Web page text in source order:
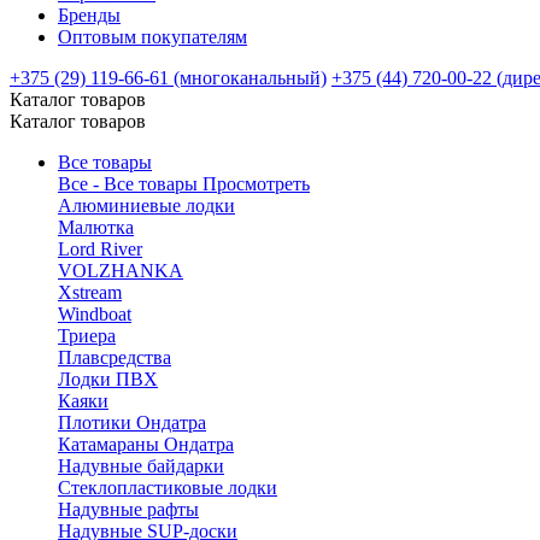
Бренды
Оптовым покупателям
+375 (29) 119-66-61 (многоканальный) +375 (44) 720-00-22
Каталог товаров
Каталог товаров
Все товары
Все - Все товары Просмотреть
Алюминиевые лодки
Малютка
Lord River
VOLZHANKA
Xstream
Windboat
Триера
Плавсредства
Лодки ПВХ
Каяки
Плотики Ондатра
Катамараны Ондатра
Надувные байдарки
Стеклопластиковые лодки
Надувные рафты
Надувные SUP-доски